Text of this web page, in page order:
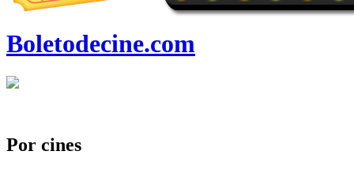
Boletodecine.com
Por cines